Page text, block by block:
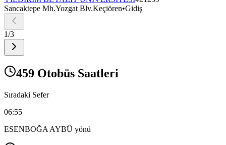
Sancaktepe Mh.Yozgat Blv.Keçiören•Gidiş
1/3
459 Otobüs Saatleri
Sıradaki Sefer
06:55
ESENBOĞA AYBÜ yönü